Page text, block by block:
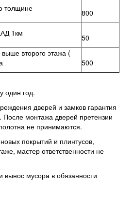
толщине 800
1км
50
второго этажа (
500
один год.
дверей и замков гарантия
После монтажа дверей претензии
не принимаются.
покрытий и плинтусов,
мастер ответственности не
вынос мусора в обязанности